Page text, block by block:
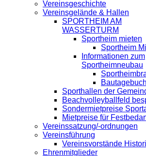
Vereinsgeschichte
Vereinsgelände & Hallen
SPORTHEIM AM
WASSERTURM
Sportheim mieten
Sportheim
Informationen zum
Sportheimneubau
Sporthallen der
Beachvolleyballfeld
Sondermietpreise
Mietpreise für
Vereinssatzung/-ordnungen
Vereinsführung
Vereinsvorstände
Ehrenmitglieder